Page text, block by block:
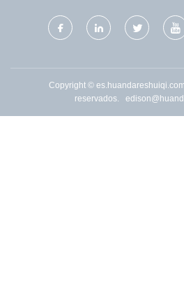
Copyright ©
reservados.